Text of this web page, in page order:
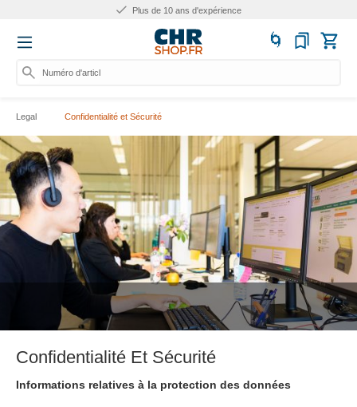
Plus de 10 ans d'expérience
Numéro d'article, caté
Legal Confidentialité et Sécurité
Confidentialité Et Sécurité
Informations relatives à la protection des données